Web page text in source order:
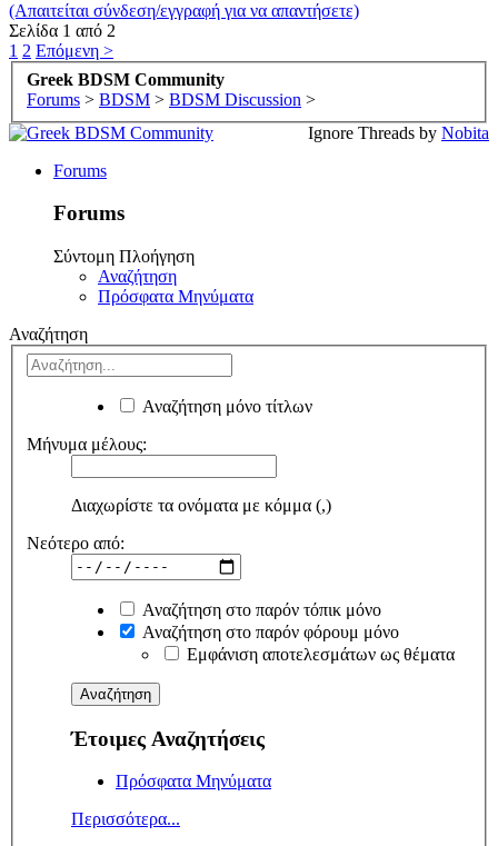
(Απαιτείται σύνδεση/εγγραφή για να απαντήσετε)
Σελίδα 1 από 2
1 2 Επόμενη >
Greek BDSM Community
Forums > BDSM > BDSM Discussion >
Ignore Threads by Nobita
Forums
Forums
Σύντομη Πλοήγηση
Αναζήτηση
Πρόσφατα Μηνύματα
Αναζήτηση
Αναζήτηση μόνο τίτλων
Μήνυμα μέλους:
Διαχωρίστε τα ονόματα με κόμμα (,)
Νεότερο από:
Αναζήτηση στο παρόν τόπικ μόνο
Αναζήτηση στο παρόν φόρουμ μόνο
Εμφάνιση αποτελεσμάτων ως θέματα
Έτοιμες Αναζητήσεις
Πρόσφατα Μηνύματα
Περισσότερα...